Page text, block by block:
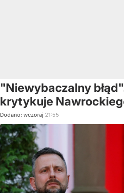
"Niewybaczalny
krytykuje
Dodano: wczoraj 21:55